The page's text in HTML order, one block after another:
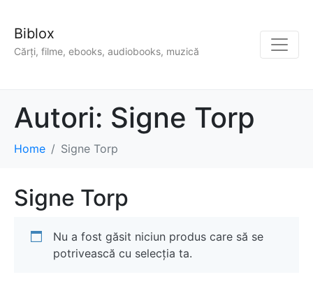
Biblox
Cărți, filme, ebooks, audiobooks, muzică
Autori: Signe Torp
Home Signe Torp
Signe Torp
Nu a fost găsit niciun produs care să se
potrivească cu selecția ta.